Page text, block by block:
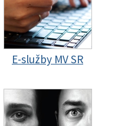
E-služby MV SR